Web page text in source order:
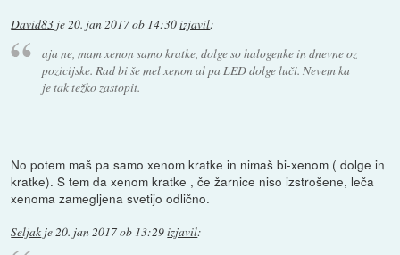
David83 je20. jan 2017 ob 14:30izjavil:
aja ne, mam xenon samo kratke, dolge so halogenke in dnevne oz
pozicijske. Rad bi še mel xenon al pa LED dolge luči. Nevem ka
je tak težko zastopit.
No potem maš pa samo xenom kratke in nimaš bi-xenom ( dolge in
kratke). S tem da xenom kratke , če žarnice niso izstrošene, leča
xenoma zamegljena svetijo odlično.
Seljak je20. jan 2017 ob 13:29izjavil: